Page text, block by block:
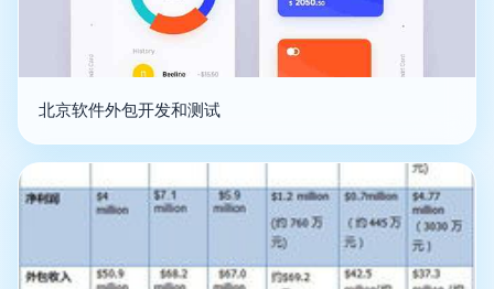
北京软件外包开发和测试